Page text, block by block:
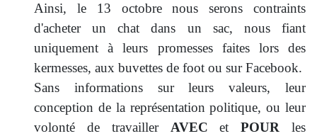
Ainsi, le 13 octobre nous serons contraints
d'acheter un chat dans un sac, nous fiant
uniquement à leurs promesses faites lors des
kermesses, aux buvettes de foot ou sur Facebook.
Sans informations sur leurs valeurs, leur
conception de la représentation politique, ou leur
volonté de travailler AVEC etPOUR les